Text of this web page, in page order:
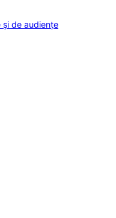
de audiențe